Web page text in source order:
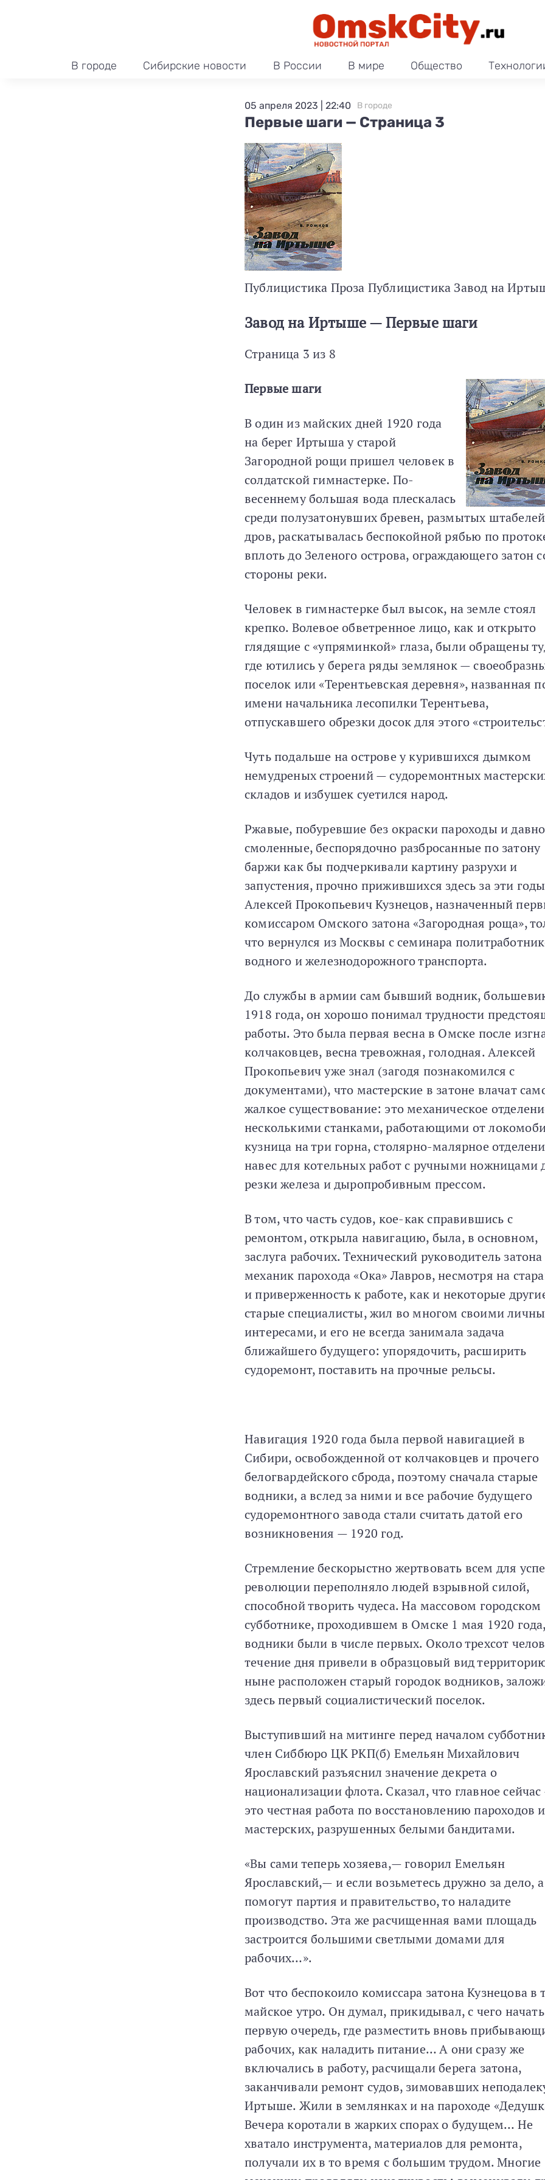
В городе Сибирские новости В России В мире Общество
Первые шаги — Страница 3
05 апреля 2023 | 22:40 В городе
Публицистика Проза Публицистика Завод на
Завод на Иртыше — Первые шаги
Страница 3 из 8
Первые шаги
В один из майских дней 1920 года
на берег Иртыша у старой
Загородной рощи пришел человек в
солдатской гимнастерке. По-
весеннему большая вода плескалась
среди полузатонувших бревен, размытых штабелей
дров, раскатывалась беспокойной рябью по
вплоть до Зеленого острова, ограждающего затон
стороны реки.
Человек в гимнастерке был высок, на земле стоял
крепко. Волевое обветренное лицо, как и открыто
глядящие с «упряминкой» глаза, были обращены
где ютились у берега ряды землянок —
поселок или «Терентьевская деревня», названная
имени начальника лесопилки Терентьева,
отпускавшего обрезки досок для этого
Чуть подальше на острове у курившихся дымком
немудреных строений — судоремонтных
складов и избушек суетился народ.
Ржавые, побуревшие без окраски пароходы и
смоленные, беспорядочно разбросанные по затону
баржи как бы подчеркивали картину разрухи и
запустения, прочно прижившихся здесь за эти
Алексей Прокопьевич Кузнецов, назначенный
комиссаром Омского затона «Загородная роща»,
что вернулся из Москвы с семинара
водного и железнодорожного транспорта.
До службы в армии сам бывший водник,
1918 года, он хорошо понимал трудности
работы. Это была первая весна в Омске после
колчаковцев, весна тревожная, голодная. Алексей
Прокопьевич уже знал (загодя познакомился с
документами), что мастерские в затоне влачат
жалкое существование: это механическое
несколькими станками, работающими от
кузница на три горна, столярно-малярное
навес для котельных работ с ручными ножницами
резки железа и дыропробивным прессом.
В том, что часть судов, кое-как справившись с
ремонтом, открыла навигацию, была, в основном,
заслуга рабочих. Технический руководитель
механик парохода «Ока» Лавров, несмотря на
и приверженность к работе, как и некоторые
старые специалисты, жил во многом своими
интересами, и его не всегда занимала задача
ближайшего будущего: упорядочить, расширить
судоремонт, поставить на прочные рельсы.
Навигация 1920 года была первой навигацией в
Сибири, освобожденной от колчаковцев и прочего
белогвардейского сброда, поэтому сначала старые
водники, а вслед за ними и все рабочие будущего
судоремонтного завода стали считать датой его
возникновения — 1920 год.
Стремление бескорыстно жертвовать всем для
революции переполняло людей взрывной силой,
способной творить чудеса. На массовом городском
субботнике, проходившем в Омске 1 мая 1920
водники были в числе первых. Около трехсот
течение дня привели в образцовый вид
ныне расположен старый городок водников,
здесь первый социалистический поселок.
Выступивший на митинге перед началом
член Сиббюро ЦК РКП(б) Емельян Михайлович
Ярославский разъяснил значение декрета о
национализации флота. Сказал, что главное
это честная работа по восстановлению пароходов и
мастерских, разрушенных белыми бандитами.
«Вы сами теперь хозяева,— говорил Емельян
Ярославский,— и если возьметесь дружно за дело,
помогут партия и правительство, то наладите
производство. Эта же расчищенная вами площадь
застроится большими светлыми домами для
рабочих…».
Вот что беспокоило комиссара затона Кузнецова в
майское утро. Он думал, прикидывал, с чего
первую очередь, где разместить вновь
рабочих, как наладить питание… А они сразу же
включались в работу, расчищали берега затона,
заканчивали ремонт судов, зимовавших
Иртыше. Жили в землянках и на пароходе
Вечера коротали в жарких спорах о будущем… Не
хватало инструмента, материалов для ремонта,
получали их в то время с большим трудом. Многие